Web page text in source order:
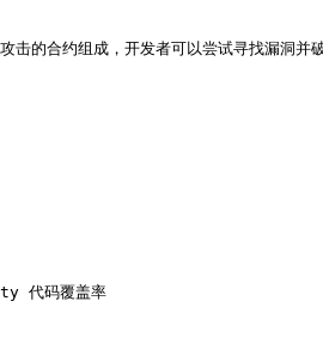
约组成，开发者可以尝试寻找漏洞并
码覆盖率